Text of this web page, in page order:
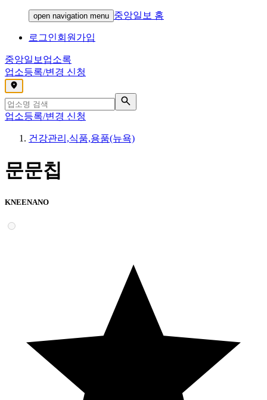
open navigation menu 중앙일보 홈
로그인회원가입
중앙일보 업소록
업소등록/변경 신청
,
업소등록/변경 신청
건강관리,식품,용품(뉴욕)
문문칩
KNEENANO